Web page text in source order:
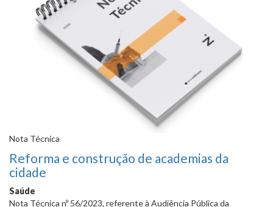
Nota Técnica
Reforma e construção de academias da
cidade
Saúde
Nota Técnica nº 56/2023, referente à Audiência Pública da